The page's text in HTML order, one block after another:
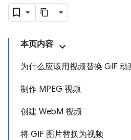
本页内容
为什么应该用视频替换 GIF 动
制作 MPEG 视频
创建 WebM 视频
将 GIF 图片替换为视频